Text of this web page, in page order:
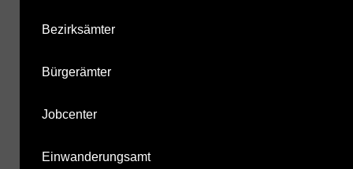
Bezirksämter
Bürgerämter
Jobcenter
Einwanderungsamt